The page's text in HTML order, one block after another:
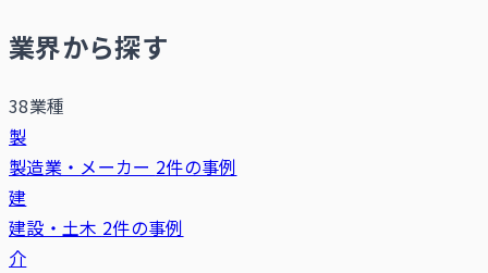
業界から探す
38業種
製
製造業・メーカー 2件の事例
建
建設・土木 2件の事例
介